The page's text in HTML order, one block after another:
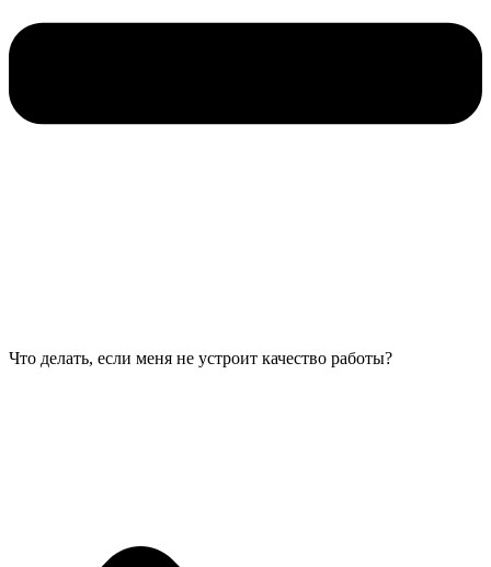
Что делать, если меня не устроит качество работы?